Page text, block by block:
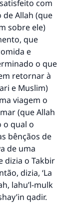
com
de Allah (que
sobre ele)
que
e
o que
retornar à
e Muslim)
viagem o
(que Allah
o qual o
bênçãos de
de uma
dizia o Takbir
dizia, ‘La
lahu’l-mulk
qadir.